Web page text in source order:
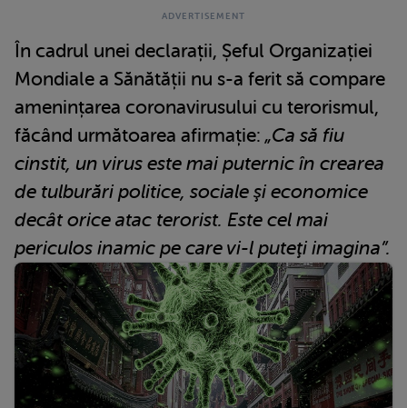
În cadrul unei declarații, Șeful Organizației
Mondiale a Sănătății nu s-a ferit să compare
amenințarea coronavirusului cu terorismul,
făcând următoarea afirmație: „Ca să fiu
cinstit, un virus este mai puternic în crearea
de tulburări politice, sociale şi economice
decât orice atac terorist. Este cel mai
periculos inamic pe care vi-l puteţi imagina”.